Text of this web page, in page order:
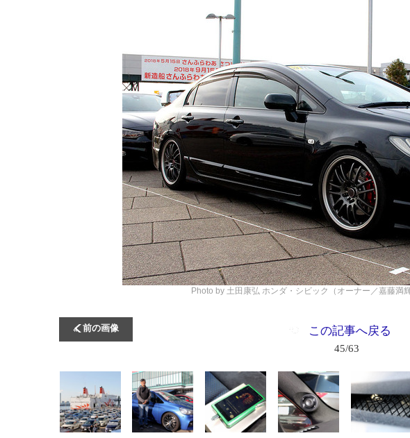
Photo by 土田康弘 ホンダ・シビック（オーナー／嘉藤満
前の画像 この記事へ戻る
45/63